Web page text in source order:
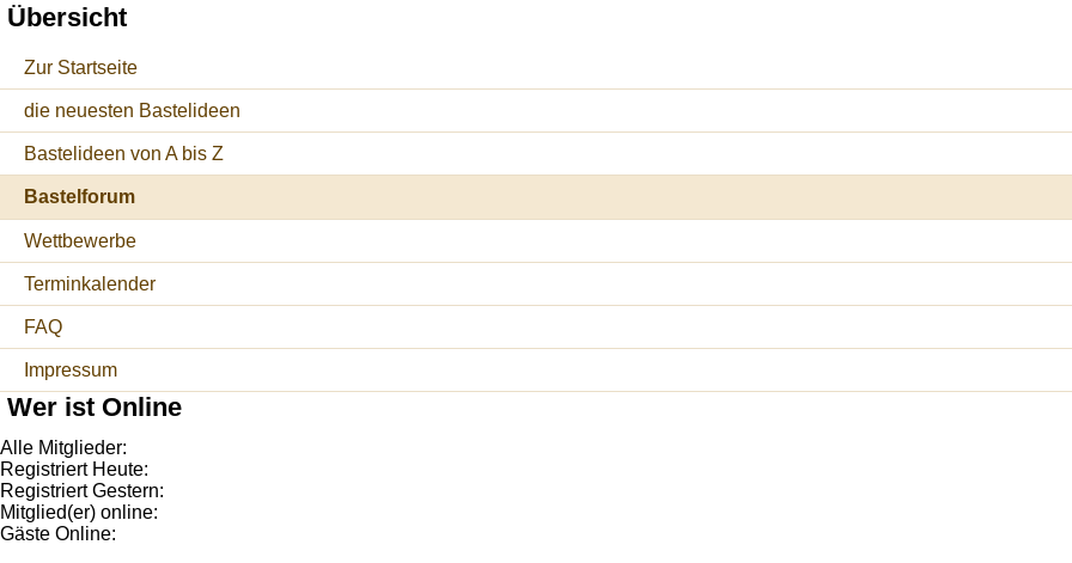
Übersicht
Zur Startseite
die neuesten Bastelideen
Bastelideen von A bis Z
Bastelforum
Wettbewerbe
Terminkalender
FAQ
Impressum
Wer ist Online
Alle Mitglieder:
Registriert Heute:
Registriert Gestern:
Mitglied(er) online:
Gäste Online: